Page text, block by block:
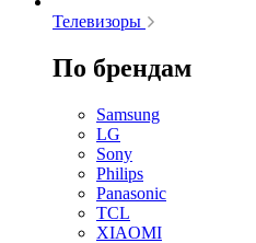
Телевизоры
По брендам
Samsung
LG
Sony
Philips
Panasonic
TCL
XIAOMI